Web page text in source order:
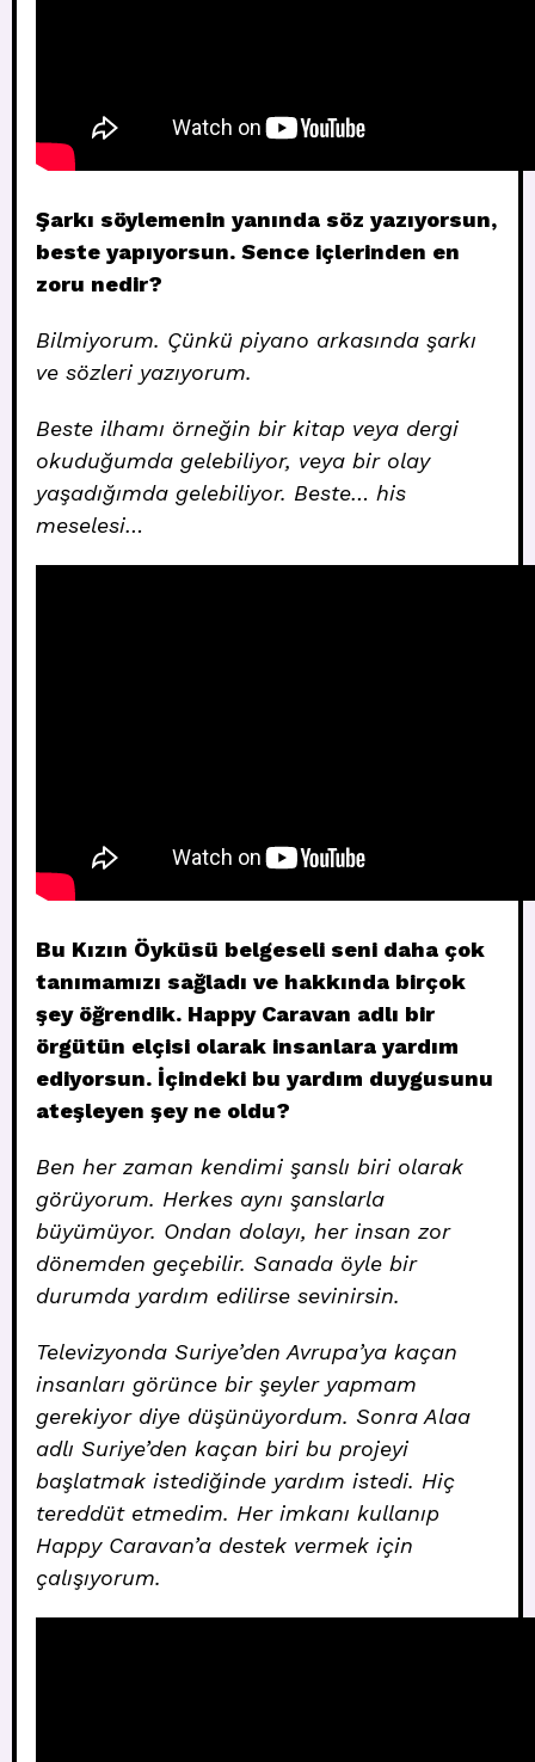
Şarkı söylemenin yanında söz yazıyorsun,
beste yapıyorsun. Sence içlerinden en
zoru nedir?
Bilmiyorum. Çünkü piyano arkasında şarkı
ve sözleri yazıyorum.
Beste ilhamı örneğin bir kitap veya dergi
okuduğumda gelebiliyor, veya bir olay
yaşadığımda gelebiliyor. Beste… his
meselesi…
Bu Kızın Öyküsü belgeseli seni daha çok
tanımamızı sağladı ve hakkında birçok
şey öğrendik. Happy Caravan adlı bir
örgütün elçisi olarak insanlara yardım
ediyorsun. İçindeki bu yardım duygusunu
ateşleyen şey ne oldu?
Ben her zaman kendimi şanslı biri olarak
görüyorum. Herkes aynı şanslarla
büyümüyor. Ondan dolayı, her insan zor
dönemden geçebilir. Sanada öyle bir
durumda yardım edilirse sevinirsin.
Televizyonda Suriye’den Avrupa’ya kaçan
insanları görünce bir şeyler yapmam
gerekiyor diye düşünüyordum. Sonra Alaa
adlı Suriye’den kaçan biri bu projeyi
başlatmak istediğinde yardım istedi. Hiç
tereddüt etmedim. Her imkanı kullanıp
Happy Caravan’a destek vermek için
çalışıyorum.